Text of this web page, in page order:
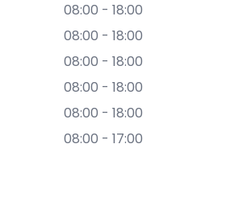
08:00 - 18:00
08:00 - 18:00
08:00 - 18:00
08:00 - 18:00
08:00 - 18:00
08:00 - 17:00